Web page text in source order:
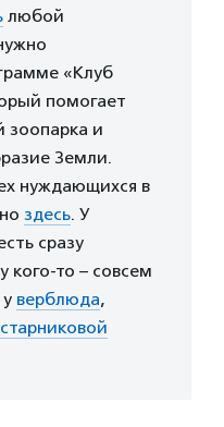
любой
«Клуб
помогает
зоопарка и
Земли.
нуждающихся в
здесь. У
сразу
кого-то – совсем
верблюда,